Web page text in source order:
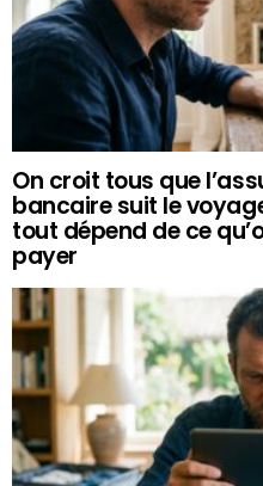
On croit tous que
bancaire suit le
tout dépend de ce
payer